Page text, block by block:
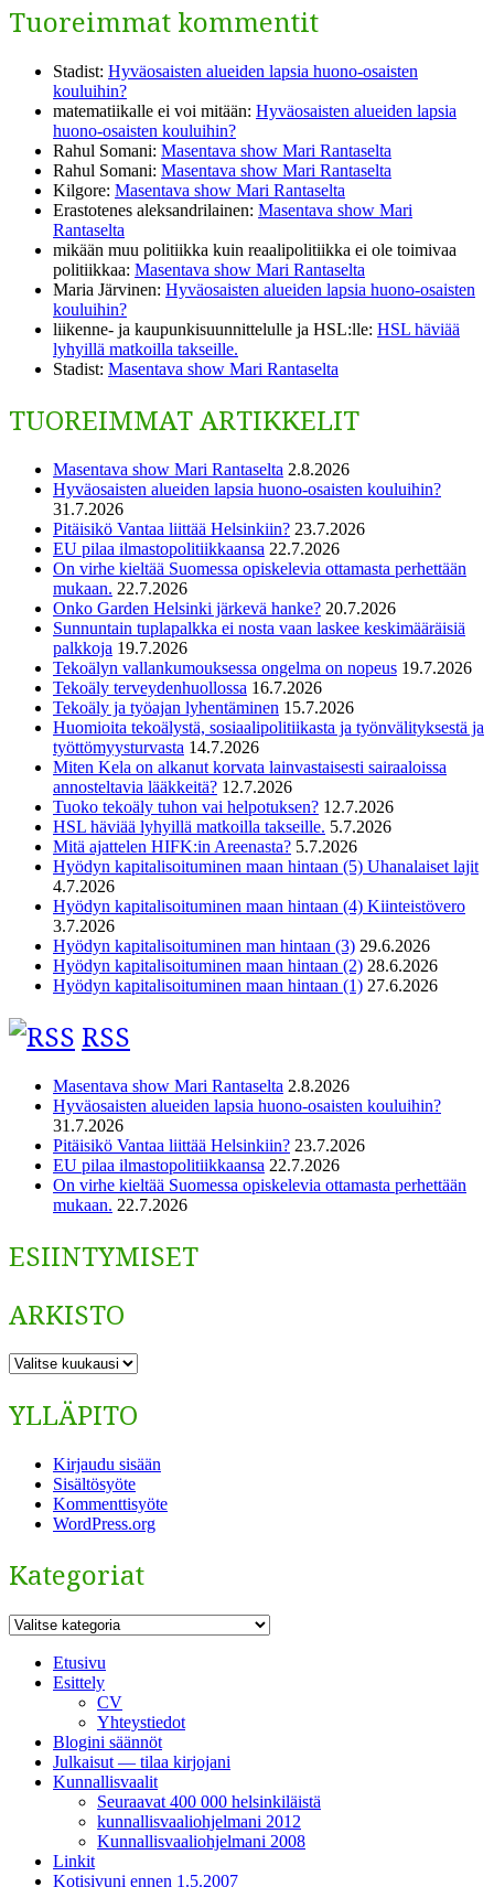
Tuoreimmat kommentit
Stadist: Hyväosaisten alueiden lapsia huono-osaisten
kouluihin?
matematiikalle ei voi mitään: Hyväosaisten alueiden lapsia
huono-osaisten kouluihin?
Rahul Somani: Masentava show Mari Rantaselta
Rahul Somani: Masentava show Mari Rantaselta
Kilgore: Masentava show Mari Rantaselta
Erastotenes aleksandrilainen: Masentava show Mari
Rantaselta
mikään muu politiikka kuin reaalipolitiikka ei ole toimivaa
politiikkaa: Masentava show Mari Rantaselta
Maria Järvinen: Hyväosaisten alueiden lapsia huono-osaisten
kouluihin?
liikenne- ja kaupunkisuunnittelulle ja HSL:lle: HSL häviää
lyhyillä matkoilla takseille.
Stadist: Masentava show Mari Rantaselta
TUOREIMMAT ARTIKKELIT
Masentava show Mari Rantaselta 2.8.2026
Hyväosaisten alueiden lapsia huono-osaisten kouluihin?
31.7.2026
Pitäisikö Vantaa liittää Helsinkiin? 23.7.2026
EU pilaa ilmastopolitiikkaansa 22.7.2026
On virhe kieltää Suomessa opiskelevia ottamasta perhettään
mukaan. 22.7.2026
Onko Garden Helsinki järkevä hanke? 20.7.2026
Sunnuntain tuplapalkka ei nosta vaan laskee keskimääräisiä
palkkoja 19.7.2026
Tekoälyn vallankumouksessa ongelma on nopeus 19.7.2026
Tekoäly terveydenhuollossa 16.7.2026
Tekoäly ja työajan lyhentäminen 15.7.2026
Huomioita tekoälystä, sosiaalipolitiikasta ja työnvälityksestä ja
työttömyysturvasta 14.7.2026
Miten Kela on alkanut korvata lainvastaisesti sairaaloissa
annosteltavia lääkkeitä? 12.7.2026
Tuoko tekoäly tuhon vai helpotuksen? 12.7.2026
HSL häviää lyhyillä matkoilla takseille. 5.7.2026
Mitä ajattelen HIFK:in Areenasta? 5.7.2026
Hyödyn kapitalisoituminen maan hintaan (5) Uhanalaiset lajit
4.7.2026
Hyödyn kapitalisoituminen maan hintaan (4) Kiinteistövero
3.7.2026
Hyödyn kapitalisoituminen man hintaan (3) 29.6.2026
Hyödyn kapitalisoituminen maan hintaan (2) 28.6.2026
Hyödyn kapitalisoituminen maan hintaan (1) 27.6.2026
RSS
Masentava show Mari Rantaselta 2.8.2026
Hyväosaisten alueiden lapsia huono-osaisten kouluihin?
31.7.2026
Pitäisikö Vantaa liittää Helsinkiin? 23.7.2026
EU pilaa ilmastopolitiikkaansa 22.7.2026
On virhe kieltää Suomessa opiskelevia ottamasta perhettään
mukaan. 22.7.2026
ESIINTYMISET
ARKISTO
ARKISTO
YLLÄPITO
Kirjaudu sisään
Sisältösyöte
Kommenttisyöte
WordPress.org
Kategoriat
Kategoriat
Etusivu
Esittely
CV
Yhteystiedot
Blogini säännöt
Julkaisut — tilaa kirjojani
Kunnallisvaalit
Seuraavat 400 000 helsinkiläistä
kunnallisvaaliohjelmani 2012
Kunnallisvaaliohjelmani 2008
Linkit
Kotisivuni ennen 1.5.2007